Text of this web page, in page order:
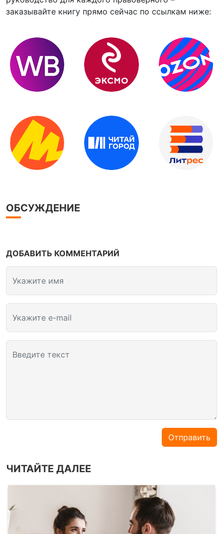
заказывайте книгу прямо сейчас по ссылкам ниже:
ОБСУЖДЕНИЕ
ДОБАВИТЬ КОММЕНТАРИЙ
Укажите имя
Укажите e-mail
Введите текст
Отправить
ЧИТАЙТЕ ДАЛЕЕ